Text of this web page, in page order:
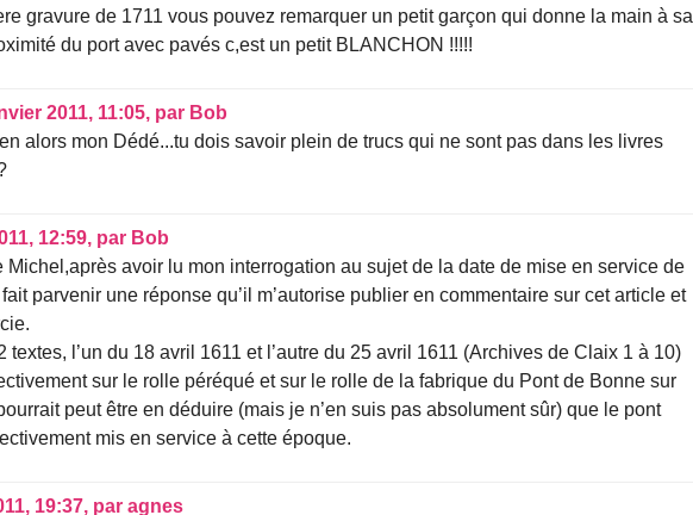
gravure de 1711 vous pouvez remarquer un petit garçon qui donne la main à sa
du port avec pavés c,est un petit BLANCHON !!!!!
2011, 11:05, par Bob
alors mon Dédé...tu dois savoir plein de trucs qui ne sont pas dans les livres
12:59, par Bob
Michel,après avoir lu mon interrogation au sujet de la date de mise en service de
fait parvenir une réponse qu’il m’autorise publier en commentaire sur cet article et
textes, l’un du 18 avril 1611 et l’autre du 25 avril 1611 (Archives de Claix 1 à 10)
sur le rolle péréqué et sur le rolle de la fabrique du Pont de Bonne sur
peut être en déduire (mais je n’en suis pas absolument sûr) que le pont
mis en service à cette époque.
19:37, par agnes